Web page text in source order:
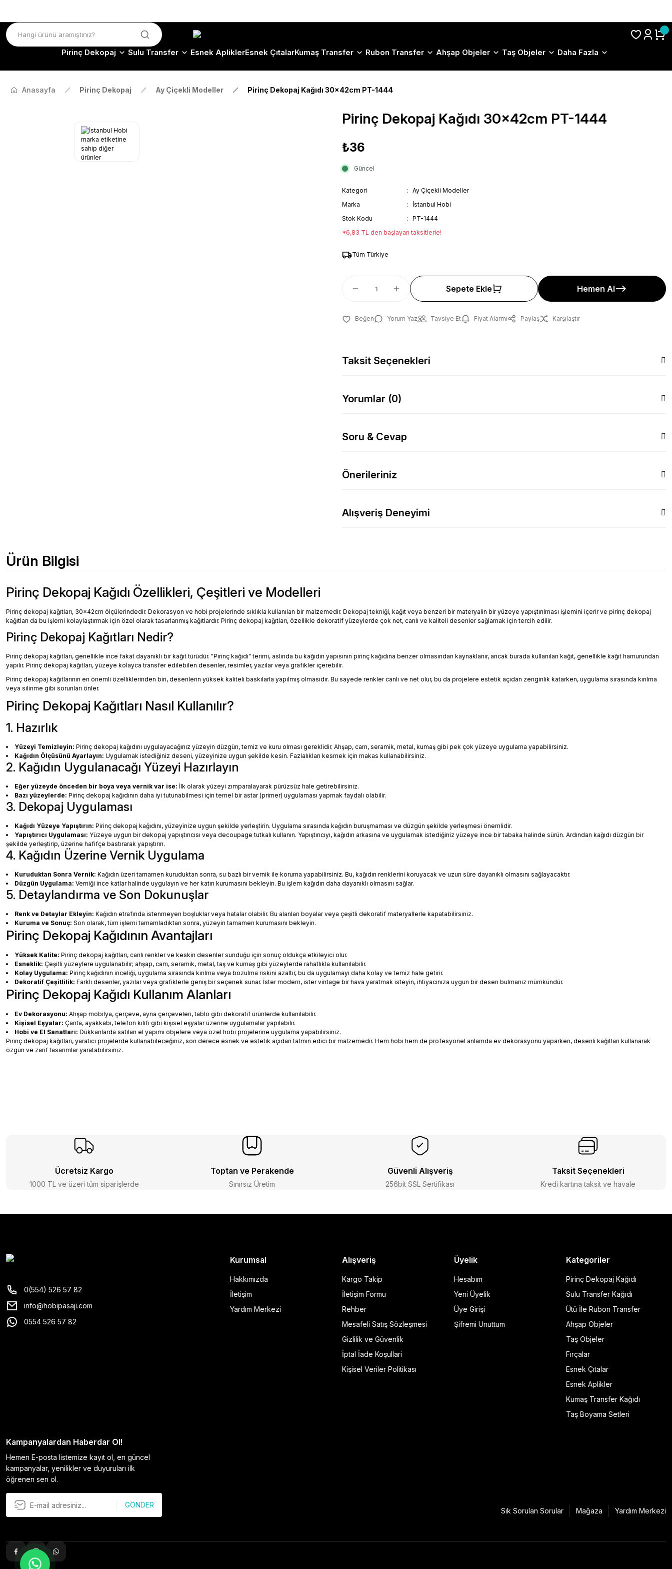
Pirinç Dekopaj Sulu Transfer Esnek ApliklerEsnek ÇıtalarKumaş Transfer Rubon Transfer Ahşap Objeler Taş Objeler Daha Fazla
Anasayfa Pirinç Dekopaj Ay Çiçekli Modeller Pirinç Dekopaj Kağıdı 30x42cm PT-1444
Pirinç Dekopaj Kağıdı 30x42cm PT-1444
₺36
Güncel
Kategori
Ay Çiçekli Modeller
Marka
İstanbul Hobi
Stok Kodu
PT-1444
*6,83 TL den başlayan taksitlerle!
Tüm Türkiye
Sepete Ekle Hemen Al
Yorum Yaz Tavsiye Et Fiyat Alarmı Paylaş Karşılaştır
Taksit Seçenekleri
Yorumlar (0)
Soru & Cevap
Önerileriniz
Alışveriş Deneyimi
Ürün Bilgisi
Pirinç Dekopaj Kağıdı Özellikleri, Çeşitleri ve Modelleri
Pirinç dekopaj kağıtları, 30x42cm ölçülerindedir. Dekorasyon ve hobi projelerinde sıklıkla kullanılan bir malzemedir. Dekopaj tekniği, kağıt veya benzeri bir materyalin bir yüzeye yapıştırılması işlemini içerir ve pirinç dekopaj
kağıtları da bu işlemi kolaylaştırmak için özel olarak tasarlanmış kağıtlardır. Pirinç dekopaj kağıtları, özellikle dekoratif yüzeylerde çok net, canlı ve kaliteli desenler sağlamak için tercih edilir.
Pirinç Dekopaj Kağıtları Nedir?
Pirinç dekopaj kağıtları, genellikle ince fakat dayanıklı bir kağıt türüdür. "Pirinç kağıdı" terimi, aslında bu kağıdın yapısının pirinç kağıdına benzer olmasından kaynaklanır, ancak burada kullanılan kağıt, genellikle kağıt hamurundan
yapılır. Pirinç dekopaj kağıtları, yüzeye kolayca transfer edilebilen desenler, resimler, yazılar veya grafikler içerebilir.
Pirinç dekopaj kağıtlarının en önemli özelliklerinden biri, desenlerin yüksek kaliteli baskılarla yapılmış olmasıdır. Bu sayede renkler canlı ve net olur, bu da projelere estetik açıdan zenginlik katarken, uygulama sırasında kırılma
veya silinme gibi sorunları önler.
Pirinç Dekopaj Kağıtları Nasıl Kullanılır?
1. Hazırlık
Yüzeyi Temizleyin: Pirinç dekopaj kağıdını uygulayacağınız yüzeyin düzgün, temiz ve kuru olması gereklidir. Ahşap, cam, seramik, metal, kumaş gibi pek çok yüzeye uygulama yapabilirsiniz.
Kağıdın Ölçüsünü Ayarlayın: Uygulamak istediğiniz deseni, yüzeyinize uygun şekilde kesin. Fazlalıkları kesmek için makas kullanabilirsiniz.
2. Kağıdın Uygulanacağı Yüzeyi Hazırlayın
Eğer yüzeyde önceden bir boya veya vernik var ise: İlk olarak yüzeyi zımparalayarak pürüzsüz hale getirebilirsiniz.
Bazı yüzeylerde: Pirinç dekopaj kağıdının daha iyi tutunabilmesi için temel bir astar (primer) uygulaması yapmak faydalı olabilir.
3. Dekopaj Uygulaması
Kağıdı Yüzeye Yapıştırın: Pirinç dekopaj kağıdını, yüzeyinize uygun şekilde yerleştirin. Uygulama sırasında kağıdın buruşmaması ve düzgün şekilde yerleşmesi önemlidir.
Yapıştırıcı Uygulaması: Yüzeye uygun bir dekopaj yapıştırıcısı veya decoupage tutkalı kullanın. Yapıştırıcıyı, kağıdın arkasına ve uygulamak istediğiniz yüzeye ince bir tabaka halinde sürün. Ardından kağıdı düzgün bir
şekilde yerleştirip, üzerine hafifçe bastırarak yapıştırın.
4. Kağıdın Üzerine Vernik Uygulama
Kuruduktan Sonra Vernik: Kağıdın üzeri tamamen kuruduktan sonra, su bazlı bir vernik ile koruma yapabilirsiniz. Bu, kağıdın renklerini koruyacak ve uzun süre dayanıklı olmasını sağlayacaktır.
Düzgün Uygulama: Verniği ince katlar halinde uygulayın ve her katın kurumasını bekleyin. Bu işlem kağıdın daha dayanıklı olmasını sağlar.
5. Detaylandırma ve Son Dokunuşlar
Renk ve Detaylar Ekleyin: Kağıdın etrafında istenmeyen boşluklar veya hatalar olabilir. Bu alanları boyalar veya çeşitli dekoratif materyallerle kapatabilirsiniz.
Kuruma ve Sonuç: Son olarak, tüm işlemi tamamladıktan sonra, yüzeyin tamamen kurumasını bekleyin.
Pirinç Dekopaj Kağıdının Avantajları
Yüksek Kalite: Pirinç dekopaj kağıtları, canlı renkler ve keskin desenler sunduğu için sonuç oldukça etkileyici olur.
Esneklik: Çeşitli yüzeylere uygulanabilir; ahşap, cam, seramik, metal, taş ve kumaş gibi yüzeylerde rahatlıkla kullanılabilir.
Kolay Uygulama: Pirinç kağıdının inceliği, uygulama sırasında kırılma veya bozulma riskini azaltır, bu da uygulamayı daha kolay ve temiz hale getirir.
Dekoratif Çeşitlilik: Farklı desenler, yazılar veya grafiklerle geniş bir seçenek sunar. İster modern, ister vintage bir hava yaratmak isteyin, ihtiyacınıza uygun bir desen bulmanız mümkündür.
Pirinç Dekopaj Kağıdı Kullanım Alanları
Ev Dekorasyonu: Ahşap mobilya, çerçeve, ayna çerçeveleri, tablo gibi dekoratif ürünlerde kullanılabilir.
Kişisel Eşyalar: Çanta, ayakkabı, telefon kılıfı gibi kişisel eşyalar üzerine uygulamalar yapılabilir.
Hobi ve El Sanatları: Dükkanlarda satılan el yapımı objelere veya özel hobi projelerine uygulama yapabilirsiniz.
Pirinç dekopaj kağıtları, yaratıcı projelerde kullanabileceğiniz, son derece esnek ve estetik açıdan tatmin edici bir malzemedir. Hem hobi hem de profesyonel anlamda ev dekorasyonu yaparken, desenli kağıtları kullanarak
özgün ve zarif tasarımlar yaratabilirsiniz.
Ücretsiz Kargo
1000 TL ve üzeri tüm siparişlerde
Toptan ve Perakende
Sınırsız Üretim
Güvenli Alışveriş
256bit SSL Sertifikası
Taksit Seçenekleri
Kredi kartına taksit ve havale
0(554) 526 57 82
info@hobipasaji.com
0554 526 57 82
Kurumsal
Hakkımızda
İletişim
Yardım Merkezi
Alışveriş
Kargo Takip
İletişim Formu
Rehber
Mesafeli Satış Sözleşmesi
Gizlilik ve Güvenlik
İptal İade Koşullari
Kişisel Veriler Politikası
Üyelik
Hesabım
Yeni Üyelik
Üye Girişi
Şifremi Unuttum
Kategoriler
Pirinç Dekopaj Kağıdı
Sulu Transfer Kağıdı
Ütü İle Rubon Transfer
Ahşap Objeler
Taş Objeler
Fırçalar
Esnek Çıtalar
Esnek Aplikler
Kumaş Transfer Kağıdı
Taş Boyama Setleri
Kampanyalardan Haberdar Ol!
Hemen E-posta listemize kayıt ol, en güncel
kampanyalar, yenilikler ve duyuruları ilk
öğrenen sen ol.
GÖNDER
Sık Sorulan Sorular Mağaza Yardım Merkezi